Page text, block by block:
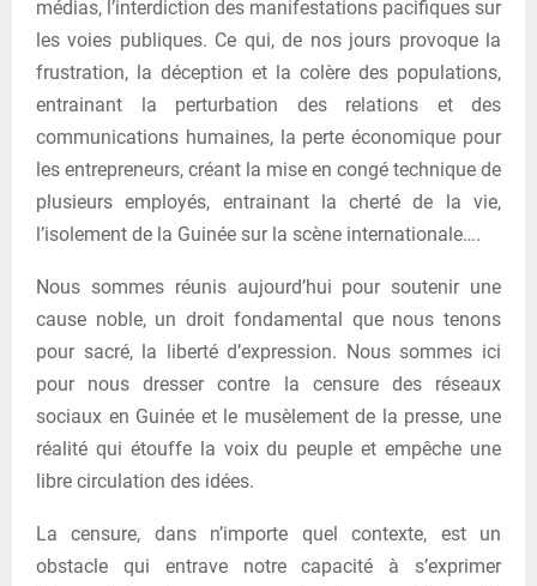
médias, l’interdiction des manifestations pacifiques sur
les voies publiques. Ce qui, de nos jours provoque la
frustration, la déception et la colère des populations,
entrainant la perturbation des relations et des
communications humaines, la perte économique pour
les entrepreneurs, créant la mise en congé technique de
plusieurs employés, entrainant la cherté de la vie,
l’isolement de la Guinée sur la scène internationale….
Nous sommes réunis aujourd’hui pour soutenir une
cause noble, un droit fondamental que nous tenons
pour sacré, la liberté d’expression. Nous sommes ici
pour nous dresser contre la censure des réseaux
sociaux en Guinée et le musèlement de la presse, une
réalité qui étouffe la voix du peuple et empêche une
libre circulation des idées.
La censure, dans n’importe quel contexte, est un
obstacle qui entrave notre capacité à s’exprimer